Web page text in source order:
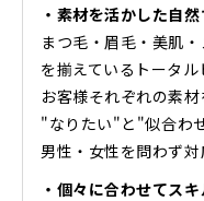
・素材を活かした自
まつ毛・眉毛・美肌
を揃えているトータル
お客様それぞれの素材
"なりたい"と"似合わ
男性・女性を問わず
・個々に合わせてス